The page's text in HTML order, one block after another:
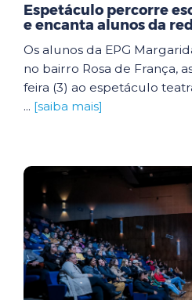
Espetáculo percorre
e encanta alunos da
Os alunos da EPG
no bairro Rosa de França,
feira (3) ao espetáculo
... [saiba mais]